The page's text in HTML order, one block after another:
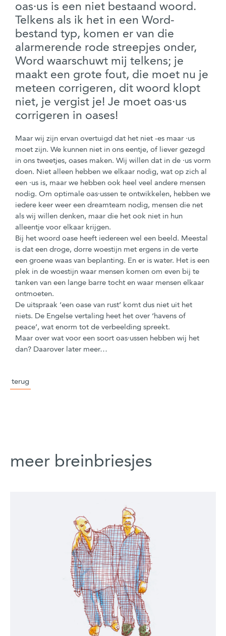
oas·us is een niet bestaand woord.
Telkens als ik het in een Word-
bestand typ, komen er van die
alarmerende rode streepjes onder,
Word waarschuwt mij telkens; je
maakt een grote fout, die moet nu je
meteen corrigeren, dit woord klopt
niet, je vergist je! Je moet oas·us
corrigeren in oases!
Maar wij zijn ervan overtuigd dat het niet -es maar ·us
moet zijn. We kunnen niet in ons eentje, of liever gezegd
in ons tweetjes, oases maken. Wij willen dat in de ·us vorm
doen. Niet alleen hebben we elkaar nodig, wat op zich al
een ·us is, maar we hebben ook heel veel andere mensen
nodig. Om optimale oas·ussen te ontwikkelen, hebben we
iedere keer weer een dreamteam nodig, mensen die net
als wij willen denken, maar die het ook niet in hun
alleentje voor elkaar krijgen.
Bij het woord oase heeft iedereen wel een beeld. Meestal
is dat een droge, dorre woestijn met ergens in de verte
een groene waas van beplanting. En er is water. Het is een
plek in de woestijn waar mensen komen om even bij te
tanken van een lange barre tocht en waar mensen elkaar
ontmoeten.
De uitspraak ‘een oase van rust’ komt dus niet uit het
niets. De Engelse vertaling heet het over ‘havens of
peace’, wat enorm tot de verbeelding spreekt.
Maar over wat voor een soort oas·ussen hebben wij het
dan? Daarover later meer…
terug
meer breinbriesjes